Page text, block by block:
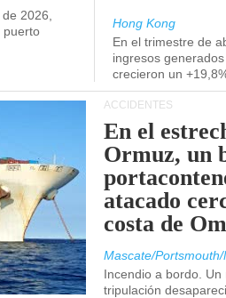
2026,
puerto
Hong Kong
En el trimestre de
ingresos
crecieron un
ACCIDENTES
En el
Ormuz, un
atacado
costa de
Mascate/
Incendio a bordo.
tripulación